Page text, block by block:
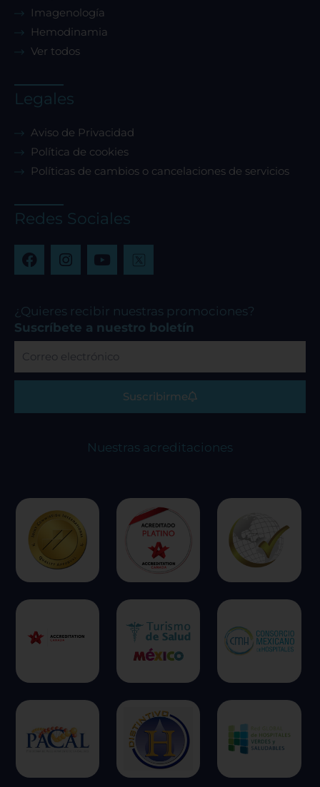
Imagenología
Hemodinamia
Ver todos
Legales
Aviso de Privacidad
Política de cookies
Políticas de cambios o cancelaciones de servicios
Redes Sociales
F
a
b
o
o
k
I
n
a
g
r
a
m
Y
o
u
b
e
¿Quieres recibir nuestras promociones?
Suscríbete a nuestro boletín
electrónico
Suscribirme
Nuestras acreditaciones